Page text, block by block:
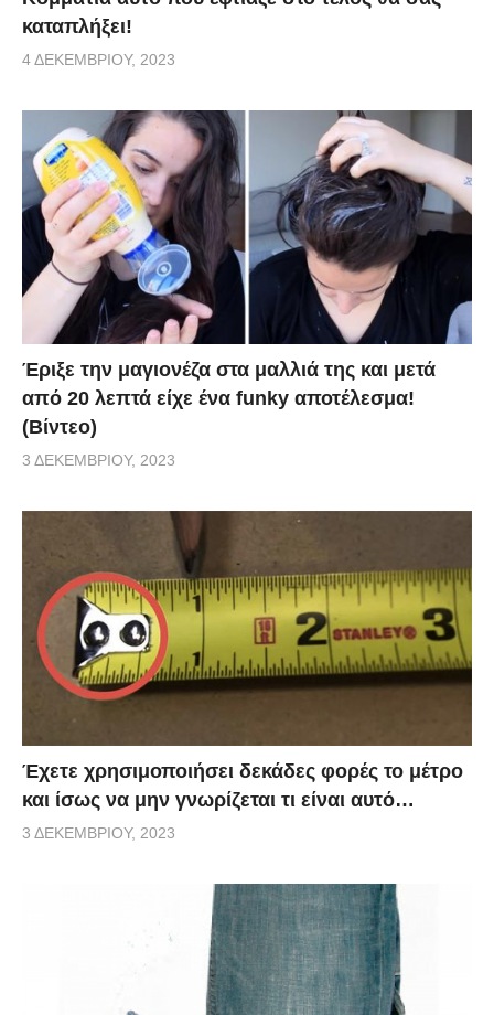
καταπλήξει!
4 ΔΕΚΕΜΒΡΊΟΥ, 2023
Έριξε την μαγιονέζα στα μαλλιά της και μετά
από 20 λεπτά είχε ένα funky αποτέλεσμα!
(Βίντεο)
3 ΔΕΚΕΜΒΡΊΟΥ, 2023
Έχετε χρησιμοποιήσει δεκάδες φορές το μέτρο
και ίσως να μην γνωρίζεται τι είναι αυτό…
3 ΔΕΚΕΜΒΡΊΟΥ, 2023